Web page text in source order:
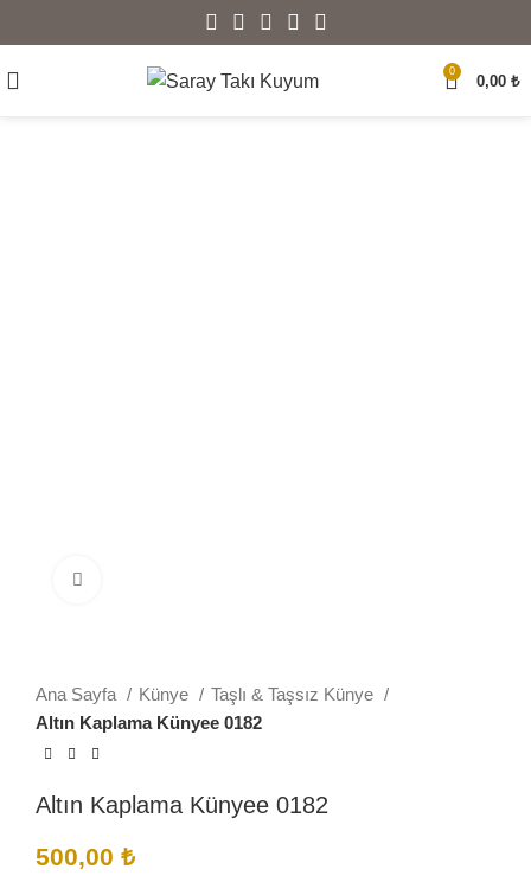
0
0,00 ₺
Ana Sayfa Künye
Taşlı & Taşsız Künye
Altın Kaplama Künyee 0182
Altın Kaplama Künyee 0182
500,00 ₺